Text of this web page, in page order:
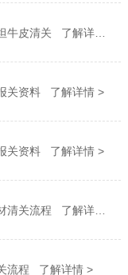
哈萨克斯坦进口报关公司哪家好？哈萨克斯坦牛皮清关 了解详情 >
关资料 了解详情 >
关资料 了解详情 >
白俄罗斯进口报关公司哪家好？白俄罗斯木材清关流程 了解详情 >
流程 了解详情 >